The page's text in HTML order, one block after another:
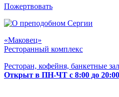
Пожертвовать
«Маковец»
Ресторанный комплекс
Ресторан, кофейня, банкетные
Открыт в ПН-ЧТ с 8:00 до